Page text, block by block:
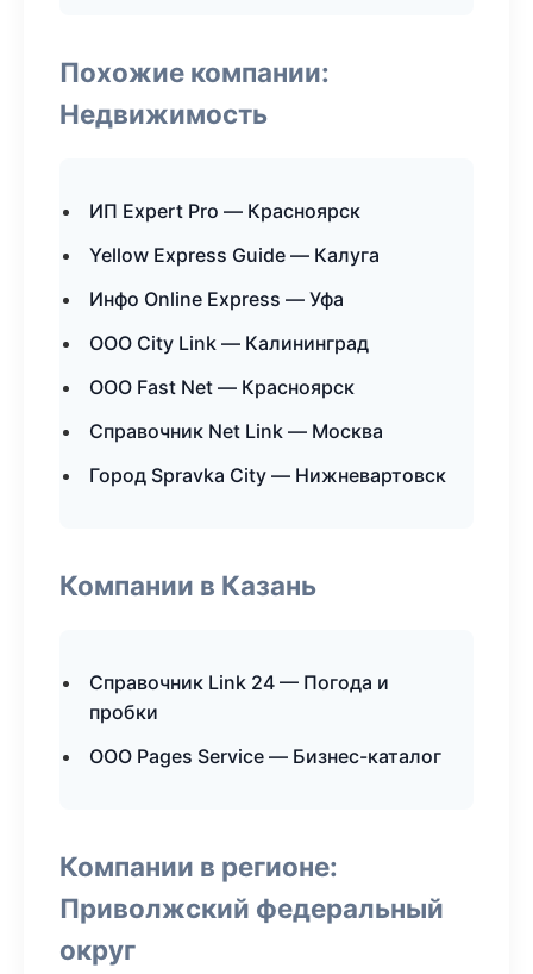
Похожие компании:
Недвижимость
ИП Expert Pro — Красноярск
Yellow Express Guide — Калуга
Инфо Online Express — Уфа
ООО City Link — Калининград
ООО Fast Net — Красноярск
Справочник Net Link — Москва
Город Spravka City — Нижневартовск
Компании в Казань
Справочник Link 24 — Погода и
пробки
ООО Pages Service — Бизнес-каталог
Компании в регионе:
Приволжский федеральный
округ